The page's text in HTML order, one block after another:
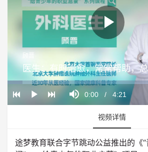
Play
Play
Mute
Current
Time
0:00 / Duration
4:21
Loaded:
0%
Progress:
0%
顾晋
医生：有时治愈，常常帮助，
视频详情
途梦教育联合字节跳动公益推出的《